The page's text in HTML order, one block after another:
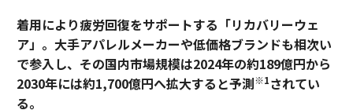
着用により疲労回復をサポートする「リカバリーウェ
ア」。大手アパレルメーカーや低価格ブランドも相次い
で参入し、その国内市場規模は2024年の約189億円から
2030年には約1,700億円へ拡大すると予測※1されてい
る。